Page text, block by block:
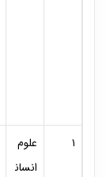
۱
علوم
انسان